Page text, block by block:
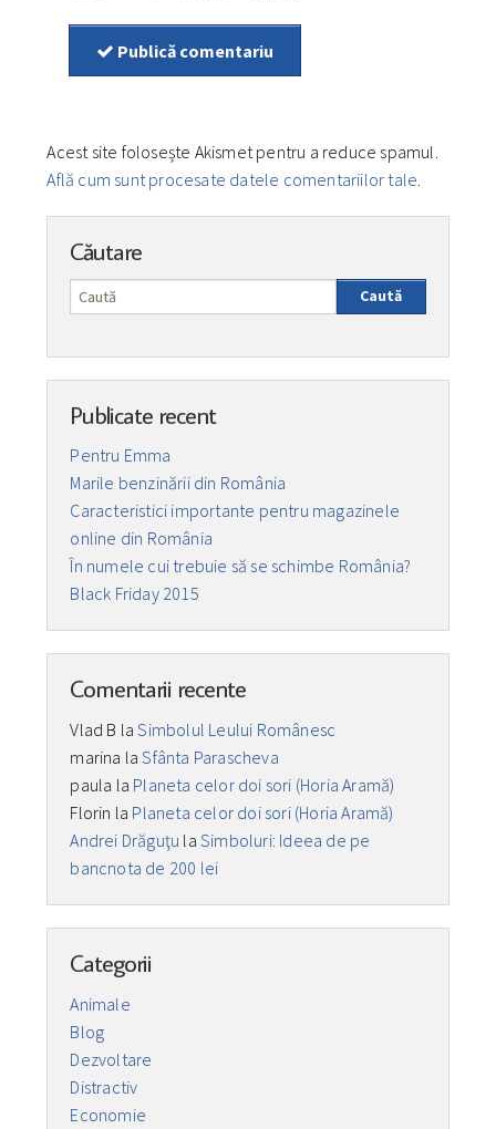
Publică comentariu
Acest site folosește Akismet pentru a reduce spamul.
Află cum sunt procesate datele comentariilor tale.
Căutare
Caută
Publicate recent
Pentru Emma
Marile benzinării din România
Caracteristici importante pentru magazinele
online din România
În numele cui trebuie să se schimbe România?
Black Friday 2015
Comentarii recente
Vlad B laSimbolul Leului Românesc
marina laSfânta Parascheva
paula la Planeta celor doi sori (Horia Aramă)
Florin la Planeta celor doi sori (Horia Aramă)
Andrei Drăguţu laSimboluri: Ideea de pe
bancnota de 200 lei
Categorii
Animale
Blog
Dezvoltare
Distractiv
Economie